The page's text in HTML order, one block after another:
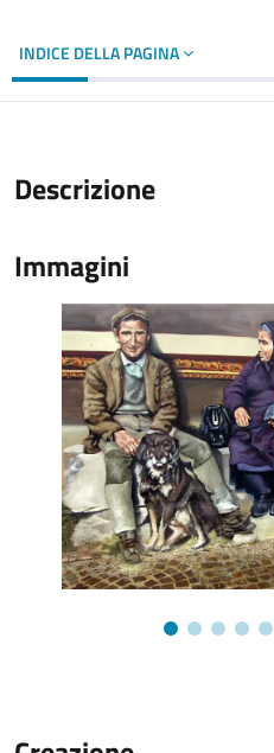
INDICE DELLA PAGINA
Descrizione
Immagini